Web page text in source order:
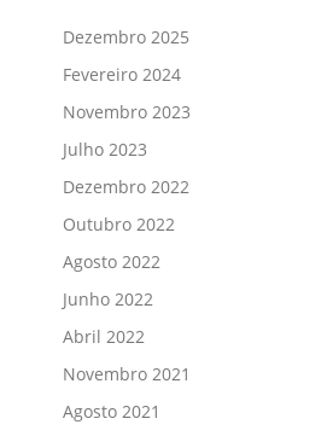
Dezembro 2025
Fevereiro 2024
Novembro 2023
Julho 2023
Dezembro 2022
Outubro 2022
Agosto 2022
Junho 2022
Abril 2022
Novembro 2021
Agosto 2021